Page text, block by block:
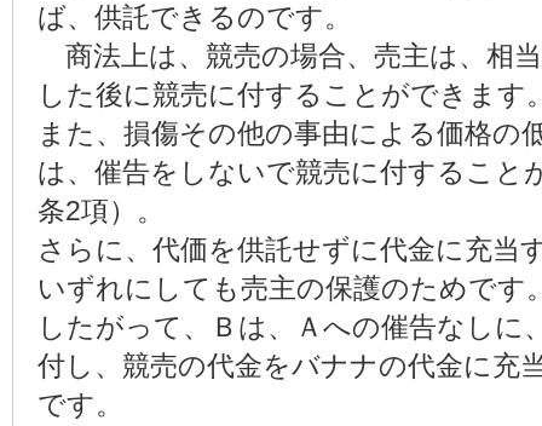
ば、供託できるのです。
商法上は、競売の場合、売主は、相
した後に競売に付することができます
また、損傷その他の事由による価格の
は、催告をしないで競売に付すること
条2項）。
さらに、代価を供託せずに代金に充当
いずれにしても売主の保護のためです
したがって、Ｂは、Ａへの催告なしに
付し、競売の代金をバナナの代金に充
です。